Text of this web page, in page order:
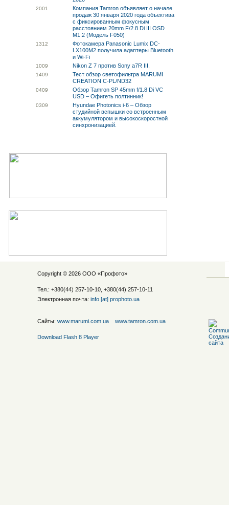
2001
Компания Tamron объявляет о начале
продаж 30 января 2020 года объектива
с фиксированным фокусным
расстоянием 20mm F/2.8 Di III OSD
M1:2 (Модель F050)
1312
Фотокамера Panasonic Lumix DC-
LX100M2 получила адаптеры Bluetooth
и Wi-Fi
1009 Nikon Z 7 против Sony a7R III.
1409
Тест обзор светофильтра MARUMI
CREATION C-PL/ND32
0409
Обзор Tamron SP 45mm f/1.8 Di VC
USD – Офигеть полтинник!
0309
Hyundae Photonics i-6 – Обзор
студийной вспышки со встроенным
аккумулятором и высокоскоростной
синхронизацией.
Copyright © 2026 ООО «Профото»
Тел.: +380(44) 257-10-10, +380(44) 257-10-11
Электронная почта: info [at] prophoto.ua
Сайты: www.marumi.com.ua www.tamron.com.ua
Download Flash 8 Player